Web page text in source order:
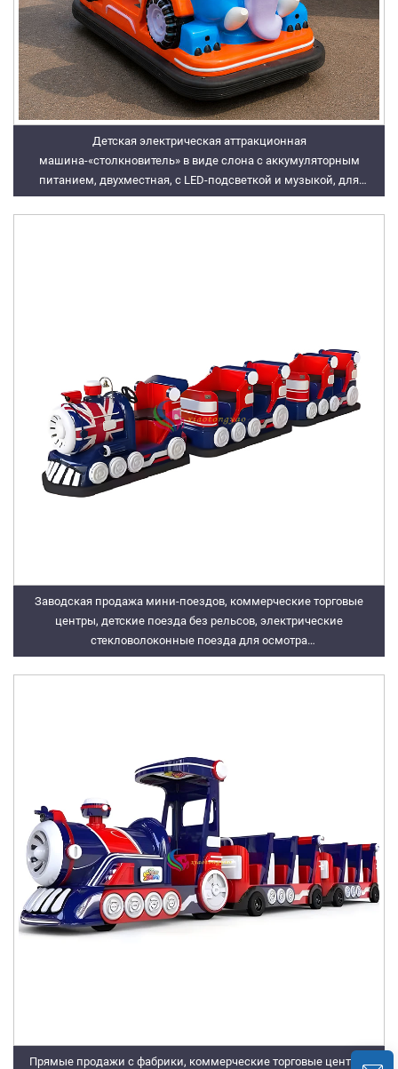
Детская электрическая аттракционная
машина-«столкновитель» в виде слона с аккумуляторным
питанием, двухместная, с LED-подсветкой и музыкой, для
торговых центров, парков и детских площадок
Заводская продажа мини-поездов, коммерческие торговые
центры, детские поезда без рельсов, электрические
стекловолоконные поезда для осмотра
достопримечательностей
Прямые продажи с фабрики, коммерческие торговые центры,